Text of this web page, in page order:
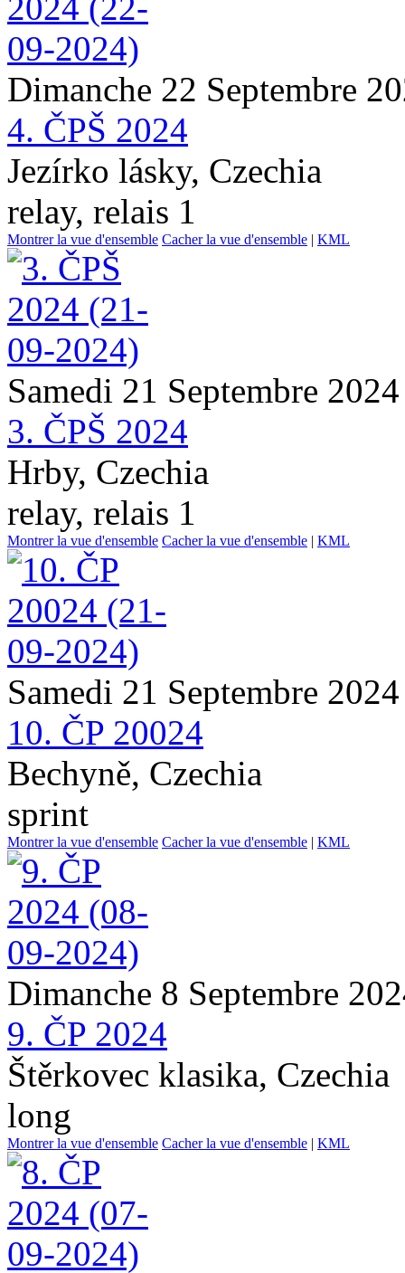
Dimanche 22 Septembre
4. ČPŠ 2024
Jezírko lásky, Czechia
relay, relais 1
Montrer la vue d'ensemble Cacher la vue d'ensemble | KML
Samedi 21 Septembre 2024
3. ČPŠ 2024
Hrby, Czechia
relay, relais 1
Montrer la vue d'ensemble Cacher la vue d'ensemble | KML
Samedi 21 Septembre 2024
10. ČP 20024
Bechyně, Czechia
sprint
Montrer la vue d'ensemble Cacher la vue d'ensemble | KML
Dimanche 8 Septembre
9. ČP 2024
Štěrkovec klasika, Czechia
long
Montrer la vue d'ensemble Cacher la vue d'ensemble | KML